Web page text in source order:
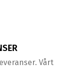
Vårt